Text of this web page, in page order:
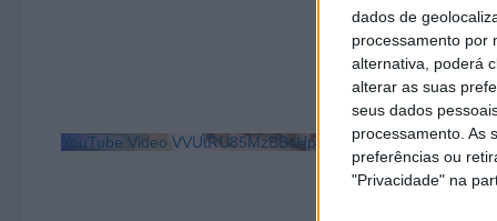
dados de
processamento por
alternativa, poderá
alterar as suas
seus dados
processamento. As
preferências ou
"Privacidade" na
YouTube Video